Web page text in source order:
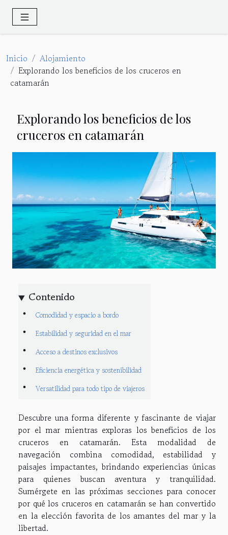
Inicio
Alojamiento
Explorando los beneficios de los cruceros en
catamarán
Explorando los beneficios de los
cruceros en catamarán
Contenido
Comodidad y espacio a bordo
Estabilidad y seguridad en el mar
Acceso a destinos exclusivos
Eficiencia energética y sostenibilidad
Versatilidad para todo tipo de viajeros
Descubre una forma diferente y fascinante de viajar
por el mar mientras exploras los beneficios de los
cruceros en catamarán. Esta modalidad de
navegación combina comodidad, estabilidad y
paisajes impactantes, brindando experiencias únicas
para quienes buscan aventura y tranquilidad.
Sumérgete en las próximas secciones para conocer
por qué los cruceros en catamarán se han convertido
en la elección favorita de los amantes del mar y la
libertad.